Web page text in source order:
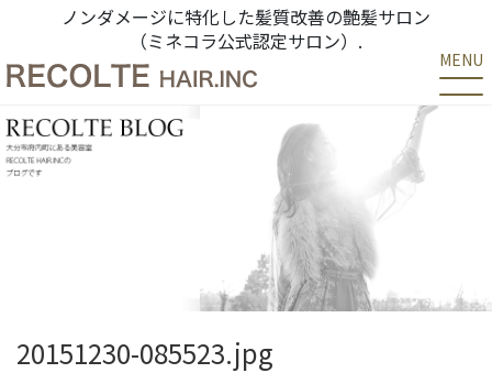
ノンダメージに特化した髪質改善の艶髪サロン
（ミネコラ公式認定サロン）.
MENU
20151230-085523.jpg